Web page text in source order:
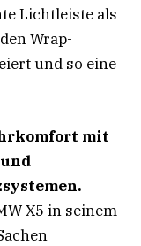
Lichtleiste als
Wrap-
und so eine
mit
X5 in seinem